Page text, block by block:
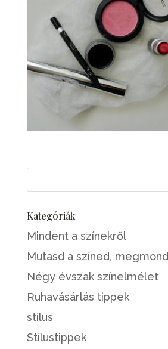
Kategóriák
Mindent a színekről
Mutasd a színed,
Négy évszak színelmélet
Ruhavásárlás tippek
stílus
Stílustippek